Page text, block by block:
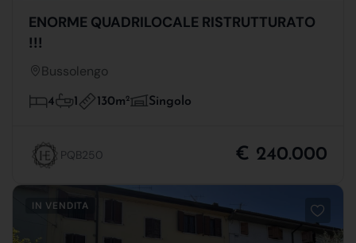
ENORME QUADRILOCALE RISTRUTTURATO
!!!
Bussolengo
4 1 130m2 Singolo
PQB250 € 240.000
IN VENDITA